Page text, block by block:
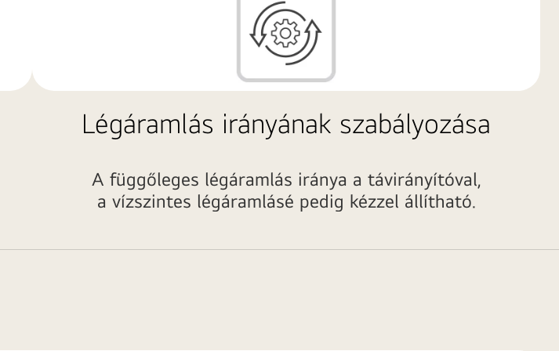
Légáramlás irányának szabályozása
A függőleges légáramlás iránya a távirányítóval,
a vízszintes légáramlásé pedig kézzel állítható.